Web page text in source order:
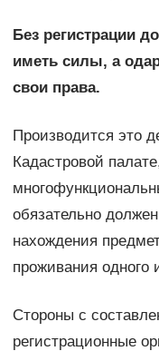
Без регистрации
иметь силы, а
свои права.
Производится это
Кадастровой
обязательно
нахождения
проживания одного
Стороны с
регистрационные